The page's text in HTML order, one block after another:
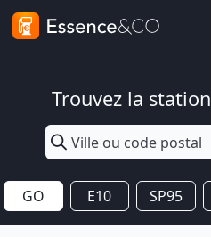
Trouvez la
GO E10 SP95